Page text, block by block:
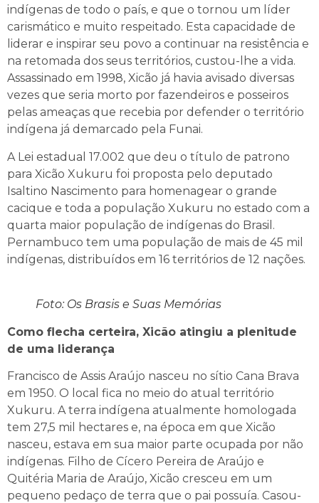
indígenas de todo o país, e que o tornou um líder
carismático e muito respeitado. Esta capacidade de
liderar e inspirar seu povo a continuar na resistência e
na retomada dos seus territórios, custou-lhe a vida.
Assassinado em 1998, Xicão já havia avisado diversas
vezes que seria morto por fazendeiros e posseiros
pelas ameaças que recebia por defender o território
indígena já demarcado pela Funai.
A Lei estadual 17.002 que deu o título de patrono
para Xicão Xukuru foi proposta pelo deputado
Isaltino Nascimento para homenagear o grande
cacique e toda a população Xukuru no estado com a
quarta maior população de indígenas do Brasil.
Pernambuco tem uma população de mais de 45 mil
indígenas, distribuídos em 16 territórios de 12 nações.
Foto: Os Brasis e Suas Memórias
Como flecha certeira, Xicão atingiu a plenitude
de uma liderança
Francisco de Assis Araújo nasceu no sítio Cana Brava
em 1950. O local fica no meio do atual território
Xukuru. A terra indígena atualmente homologada
tem 27,5 mil hectares e, na época em que Xicão
nasceu, estava em sua maior parte ocupada por não
indígenas. Filho de Cícero Pereira de Araújo e
Quitéria Maria de Araújo, Xicão cresceu em um
pequeno pedaço de terra que o pai possuía. Casou-